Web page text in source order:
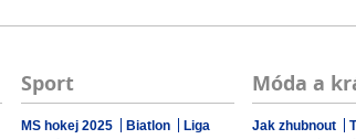
Sport
MS hokej 2025 Biatlon
Liga
Móda a
Jak zhubnout